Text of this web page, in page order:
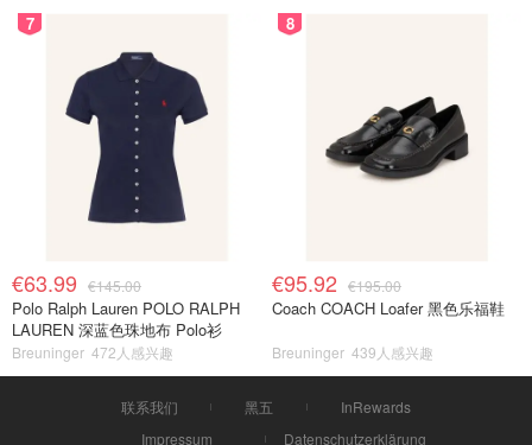
7
€63.99 €145.00
Polo Ralph Lauren POLO RALPH
LAUREN 深蓝色珠地布 Polo衫
Breuninger 472人感兴趣
8
€95.92 €195.00
Coach COACH Loafer 黑色乐福鞋
Breuninger 439人感兴趣
联系我们 黑五
InRewards
Impressum
Datenschutzerklärung